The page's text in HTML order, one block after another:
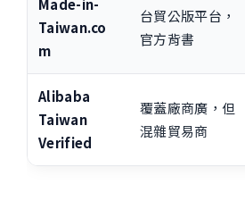
Made-in-
Taiwan.co
m
台貿公版平台，
官方背書
Alibaba
Taiwan
Verified
覆蓋廠商廣，但
混雜貿易商